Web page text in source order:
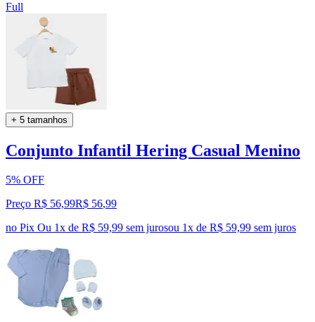
Full
+ 5 tamanhos
Conjunto Infantil Hering Casual Menino
5% OFF
Preço R$ 56,99R$ 56,99
no Pix Ou 1x de R$ 59,99 sem jurosou 1x de R$ 59,99 sem juros